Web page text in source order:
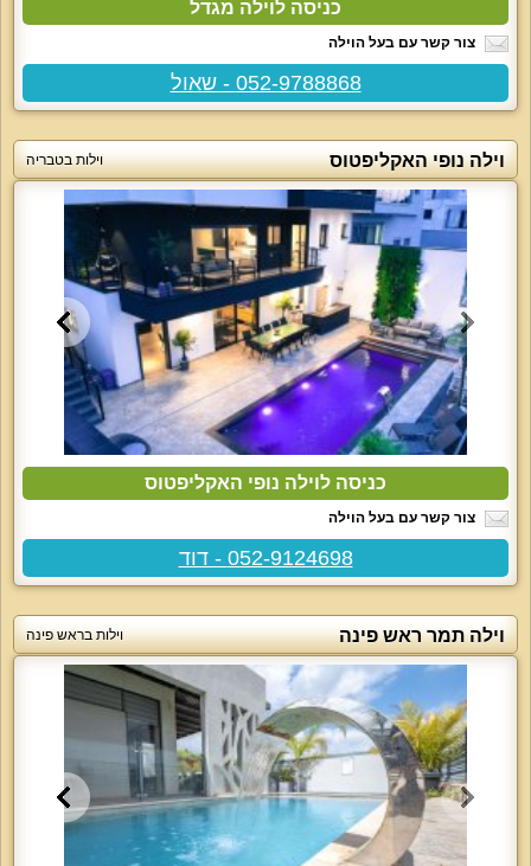
כניסה לוילה מגדל
צור קשר עם בעל הוילה
052-9788868 - שאול
וילה נופי האקליפטוס וילות בטבריה
כניסה לוילה נופי האקליפטוס
צור קשר עם בעל הוילה
052-9124698 - דוד
וילה תמר ראש פינה וילות בראש פינה